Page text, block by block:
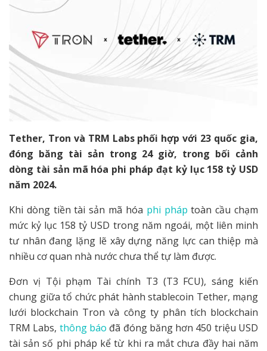
Tether, Tron và TRM Labs phối hợp với 23 quốc gia,
đóng băng tài sản trong 24 giờ, trong bối cảnh
dòng tài sản mã hóa phi pháp đạt kỷ lục 158 tỷ USD
năm 2024.
Khi dòng tiền tài sản mã hóa phi pháp toàn cầu chạm
mức kỷ lục 158 tỷ USD trong năm ngoái, một liên minh
tư nhân đang lặng lẽ xây dựng năng lực can thiệp mà
nhiều cơ quan nhà nước chưa thể tự làm được.
Đơn vị Tội phạm Tài chính T3 (T3 FCU), sáng kiến
chung giữa tổ chức phát hành stablecoin Tether, mạng
lưới blockchain Tron và công ty phân tích blockchain
TRM Labs, thông báo đã đóng băng hơn 450 triệu USD
tài sản số phi pháp kể từ khi ra mắt chưa đầy hai năm